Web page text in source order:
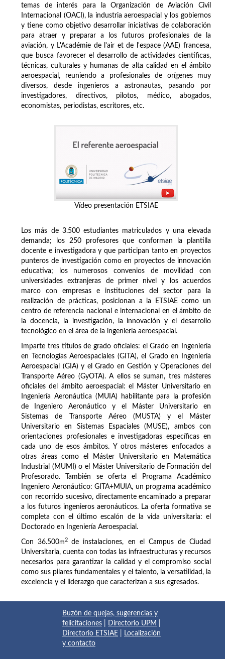
temas de interés para la Organización de Aviación Civil
Internacional (OACI), la industria aeroespacial y los gobiernos
y tiene como objetivo desarrollar iniciativas de colaboración
para atraer y preparar a los futuros profesionales de la
aviación, y L'Académie de l'air et de l'espace (AAE) francesa,
que busca favorecer el desarrollo de actividades científicas,
técnicas, culturales y humanas de alta calidad en el ámbito
aeroespacial, reuniendo a profesionales de orígenes muy
diversos, desde ingenieros a astronautas, pasando por
investigadores, directivos, pilotos, médico, abogados,
economistas, periodistas, escritores, etc.
Vídeo presentación ETSIAE
Los más de 3.500 estudiantes matriculados y una elevada
demanda; los 250 profesores que conforman la plantilla
docente e investigadora y que participan tanto en proyectos
punteros de investigación como en proyectos de innovación
educativa; los numerosos convenios de movilidad con
universidades extranjeras de primer nivel y los acuerdos
marco con empresas e instituciones del sector para la
realización de prácticas, posicionan a la ETSIAE como un
centro de referencia nacional e internacional en el ámbito de
la docencia, la investigación, la innovación y el desarrollo
tecnológico en el área de la ingeniería aeroespacial.
Imparte tres títulos de grado oficiales: el Grado en Ingeniería
en Tecnologías Aeroespaciales (GITA), el Grado en Ingeniería
Aeroespacial (GIA) y el Grado en Gestión y Operaciones del
Transporte Aéreo (GyOTA). A ellos se suman, tres másteres
oficiales del ámbito aeroespacial: el Máster Universitario en
Ingeniería Aeronáutica (MUIA) habilitante para la profesión
de Ingeniero Aeronáutico y el Máster Universitario en
Sistemas de Transporte Aéreo (MUSTA) y el Máster
Universitario en Sistemas Espaciales (MUSE), ambos con
orientaciones profesionales e investigadoras específicas en
cada uno de esos ámbitos. Y otros másteres enfocados a
otras áreas como el Máster Universitario en Matemática
Industrial (MUMI) o el Máster Universitario de Formación del
Profesorado. También se oferta el Programa Académico
Ingeniero Aeronáutico: GITA+MUIA, un programa académico
con recorrido sucesivo, directamente encaminado a preparar
a los futuros ingenieros aeronáuticos. La oferta formativa se
completa con el último escalón de la vida universitaria: el
Doctorado en Ingeniería Aeroespacial.
Con 36.500m2
de instalaciones, en el Campus de Ciudad
Universitaria, cuenta con todas las infraestructuras y recursos
necesarios para garantizar la calidad y el compromiso social
como sus pilares fundamentales y el talento, la versatilidad, la
excelencia y el liderazgo que caracterizan a sus egresados.
Buzón de quejas, sugerencias y
felicitaciones
Directorio UPM
Directorio ETSIAE
Localización
y contacto